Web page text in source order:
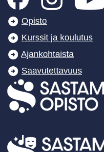
Opisto
Kurssit ja koulutus
Ajankohtaista
Saavutettavuus